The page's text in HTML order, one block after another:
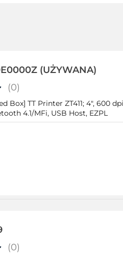
(UŻYWANA)
(0)
Box] TT Printer ZT411; 4", 600
4.1/MFi, USB Host, EZPL
(0)